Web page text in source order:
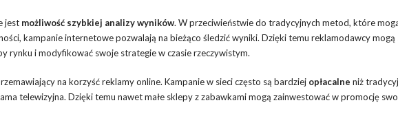
jest możliwość szybkiej analizy wyników. W przeciwieństwie do tradycyjnych metod, które
kampanie internetowe pozwalają na bieżąco śledzić wyniki. Dzięki temu reklamodawcy mogą
rynku i modyfikować swoje strategie w czasie rzeczywistym.
na korzyść reklamy online. Kampanie w sieci często są bardziej opłacalne niż
telewizyjna. Dzięki temu nawet małe sklepy z zabawkami mogą zainwestować w promocję